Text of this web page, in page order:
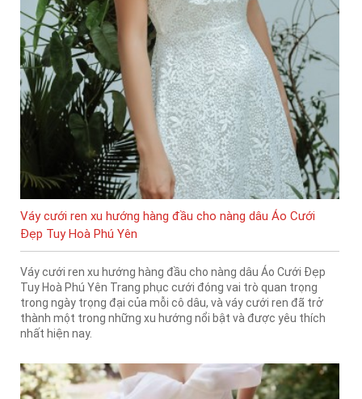
Váy cưới ren xu hướng hàng đầu cho nàng dâu Áo Cưới
Đẹp Tuy Hoà Phú Yên
Váy cưới ren xu hướng hàng đầu cho nàng dâu Áo Cưới Đẹp
Tuy Hoà Phú Yên Trang phục cưới đóng vai trò quan trọng
trong ngày trọng đại của mỗi cô dâu, và váy cưới ren đã trở
thành một trong những xu hướng nổi bật và được yêu thích
nhất hiện nay.